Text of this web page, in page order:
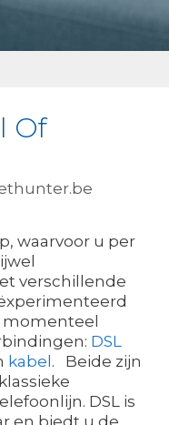
Of
waarvoor u per
verschillende
momenteel
DSL
kabel. Beide zijn
DSL is
en biedt u de